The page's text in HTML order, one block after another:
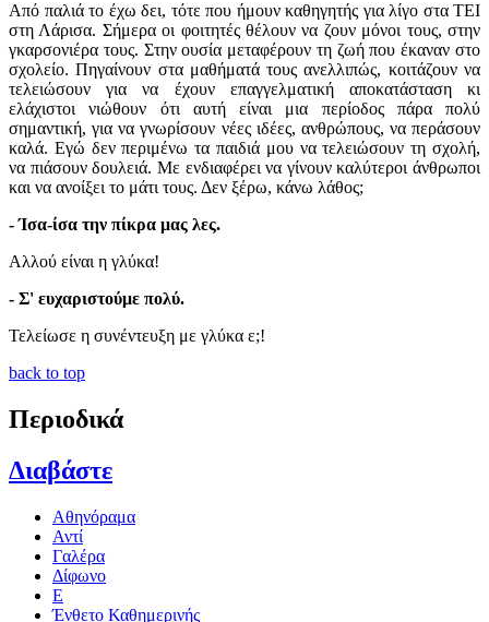
Από παλιά το έχω δει, τότε που ήμουν καθηγητής για λίγο στα ΤΕΙ
στη Λάρισα. Σήμερα οι φοιτητές θέλουν να ζουν μόνοι τους, στην
γκαρσονιέρα τους. Στην ουσία μεταφέρουν τη ζωή που έκαναν στο
σχολείο. Πηγαίνουν στα μαθήματά τους ανελλιπώς, κοιτάζουν να
τελειώσουν για να έχουν επαγγελματική αποκατάσταση κι
ελάχιστοι νιώθουν ότι αυτή είναι μια περίοδος πάρα πολύ
σημαντική, για να γνωρίσουν νέες ιδέες, ανθρώπους, να περάσουν
καλά. Εγώ δεν περιμένω τα παιδιά μου να τελειώσουν τη σχολή,
να πιάσουν δουλειά. Με ενδιαφέρει να γίνουν καλύτεροι άνθρωποι
και να ανοίξει το μάτι τους. Δεν ξέρω, κάνω λάθος;
- Ίσα-ίσα την πίκρα μας λες.
Αλλού είναι η γλύκα!
- Σ' ευχαριστούμε πολύ.
Τελείωσε η συνέντευξη με γλύκα ε;!
back to top
Περιοδικά
Διαβάστε
Αθηνόραμα
Αντί
Γαλέρα
Δίφωνο
Ε
Ένθετο Καθημερινής